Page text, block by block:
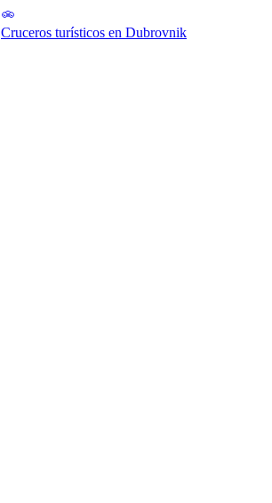
Cruceros turísticos en Dubrovnik